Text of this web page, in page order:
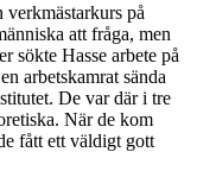
verkmästarkurs på
att fråga, men
sökte Hasse arbete på
arbetskamrat sända
De var där i tre
När de kom
fått ett väldigt gott